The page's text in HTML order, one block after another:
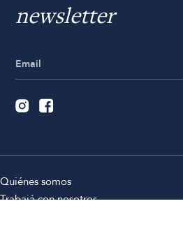
newsletter
Quiénes somos
Trabajá con nosotros